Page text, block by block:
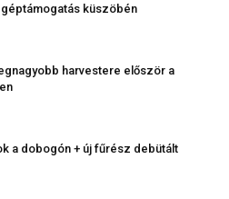
küszöbén
harvestere először a
a dobogón + új fűrész debütált